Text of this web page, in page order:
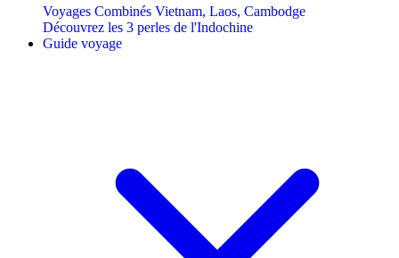
Voyages Combinés Vietnam, Laos, Cambodge
Découvrez les 3 perles de l'Indochine
Guide voyage